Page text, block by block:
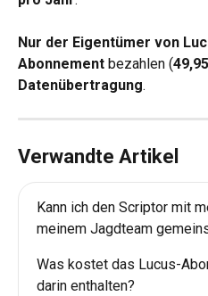
Nur der Eigentümer von
Abonnement bezahlen (
Datenübertragung.
Verwandte Artikel
Kann ich den Scriptor mit
meinem Jagdteam
Was kostet das Lucus-
darin enthalten?